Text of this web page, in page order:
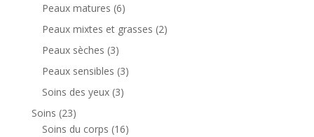
Peaux matures 66
produits
Peaux mixtes et grasses 22
Peaux sèches 33
produits
Peaux sensibles 33
Soins des yeux 33
Soins 2323
produits
Soins du corps 1616